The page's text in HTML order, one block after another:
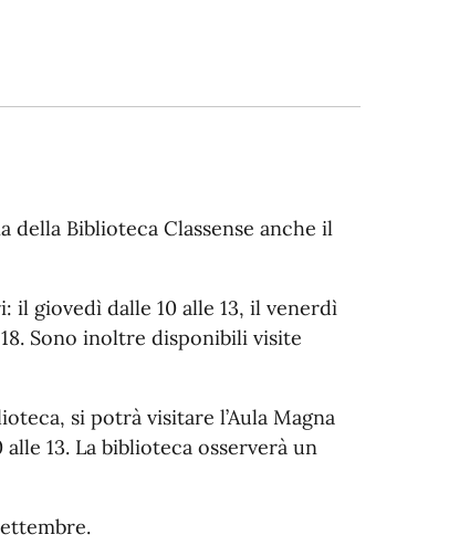
della Biblioteca Classense anche il
il giovedì dalle 10 alle 13, il venerdì
18. Sono inoltre disponibili visite
si potrà visitare l’Aula Magna
13. La biblioteca osserverà un